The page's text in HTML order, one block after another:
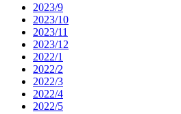
2023/9
2023/10
2023/11
2023/12
2022/1
2022/2
2022/3
2022/4
2022/5